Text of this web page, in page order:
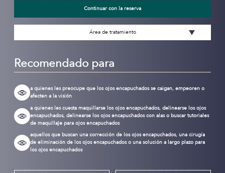
Continuar con la reserva
Área de tratamiento
Recomendado para
a quienes les preocupe que los ojos encapuchados se caigan, empeoren o
afecten a la visión
a quienes les cuesta maquillarse los ojos encapuchados, delinearse los ojos
encapuchados, delinearse los ojos encapuchados con alas o buscar tutoriales
de maquillaje para ojos encapuchados
aquellos que buscan una corrección de los ojos encapuchados, una cirugía
de eliminación de los ojos encapuchados o una solución a largo plazo para
los ojos encapuchados